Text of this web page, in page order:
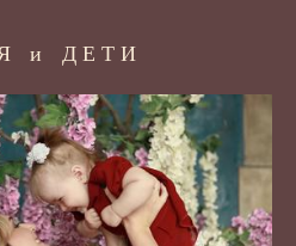
и ДЕТИ